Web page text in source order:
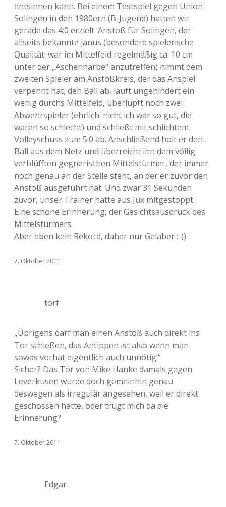
entsinnen kann. Bei einem Testspiel gegen Union
Solingen in den 1980ern (B-Jugend) hatten wir
gerade das 4:0 erzielt. Anstoß für Solingen, der
allseits bekannte janus (besondere spielerische
Qualität: war im Mittelfeld regelmäßig ca. 10 cm
unter der „Aschennarbe“ anzutreffen) nimmt dem
zweiten Spieler am Anstoßkreis, der das Anspiel
verpennt hat, den Ball ab, läuft ungehindert ein
wenig durchs Mittelfeld, überlupft noch zwei
Abwehrspieler (ehrlich: nicht ich war so gut, die
waren so schlecht) und schließt mit schlichtem
Volleyschuss zum 5:0 ab. Anschließend holt er den
Ball aus dem Netz und überreicht ihn dem völlig
verblüfften gegnerischen Mittelstürmer, der immer
noch genau an der Stelle steht, an der er zuvor den
Anstoß ausgeführt hat. Und zwar 31 Sekunden
zuvor, unser Trainer hatte aus Jux mitgestoppt.
Eine schöne Erinnerung, der Gesichtsausdruck des
Mittelstürmers.
Aber eben kein Rekord, daher nur Gelaber :-))
7. Oktober 2011
torf
„Übrigens darf man einen Anstoß auch direkt ins
Tor schießen, das Antippen ist also wenn man
sowas vorhat eigentlich auch unnötig.“
Sicher? Das Tor von Mike Hanke damals gegen
Leverkusen wurde doch gemeinhin genau
deswegen als irregulär angesehen, weil er direkt
geschossen hatte, oder trügt mich da die
Erinnerung?
7. Oktober 2011
Edgar